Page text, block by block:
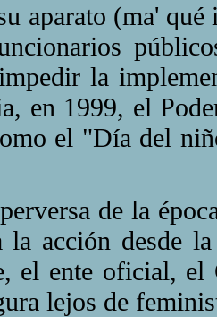
(ma' qué
la
en 1999, el
el "Día del
de la
la acción desde
el ente oficial,
lejos de